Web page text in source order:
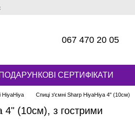
067 470 20 05
ПОДАРУНКОВІ СЕРТИФІКАТИ
HiyaHiya Спиці з'ємні Sharp HiyaHiya 4" (10см)
4" (10см), з гострими